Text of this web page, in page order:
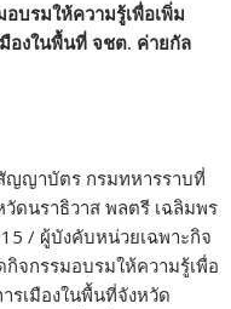
บรมให้ความรู้เพื่อเพิ่ม
องในพื้นที่ จชต. ค่ายกัล
ญญาบัตร กรมทหารราบที่
ดนราธิวาส พลตรี เฉลิมพร
/ ผู้บังคับหน่วยเฉพาะกิจ
จกรรมอบรมให้ความรู้เพื่อ
รเมืองในพื้นที่จังหวัด